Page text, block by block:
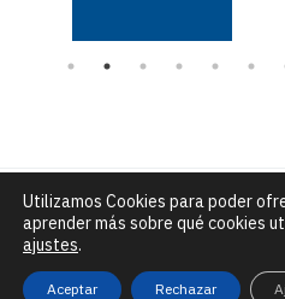
Número de Rexistro Sanitario:
núm. 7 - Santiago de Compostela |
Aviso legal, política de
Utilizamos Cookies para poder
aprender más sobre qué cookies
ajustes.
Aceptar Rechazar